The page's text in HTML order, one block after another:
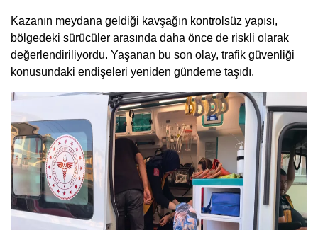
Kazanın meydana geldiği kavşağın kontrolsüz yapısı,
bölgedeki sürücüler arasında daha önce de riskli olarak
değerlendiriliyordu. Yaşanan bu son olay, trafik güvenliği
konusundaki endişeleri yeniden gündeme taşıdı.